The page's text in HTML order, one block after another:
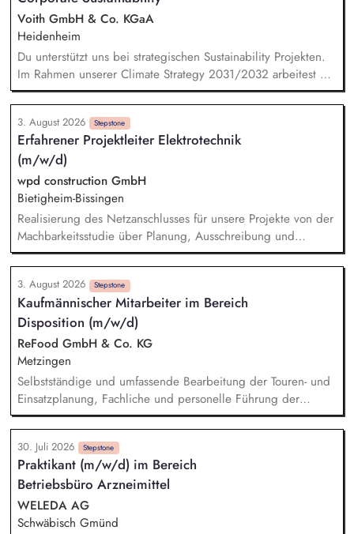
Recherchen und Analysen zu aktuellen Nachhaltigkeitsthemen
anfertigen Datenrecherchen und ggf. Daten-Modellierungen
durchführen Das Sustainability Team bei Unternehmensratings,
insbesondere CDP und EcoVadis, unterstützen
Voith GmbH & Co. KGaA
Heidenheim
Du unterstützt uns bei strategischen Sustainability Projekten.
Im Rahmen unserer Climate Strategy 2031/2032 arbeitest Du
an möglichen CO2-Reduktionsmaßnahmen. Bei unserer Reise
auf dem Weg zur Corporate Sustainability Reporting-Directive
(CSRD) der EU erarbeitest Du KPI-Analysen und unterstützt
bei dem Facelift unseres Sustainability Reportings. Dabei
übernimmst Du konkret Verantwortung als Teilprojektleiter. Du
bist ein fester Teil des Teams bei unternehmensweiten
Initiativen wie dem UN Global Compact und arbeitest aktiv
an den Sustainable Development Goals der Vereinten
Nationen.
3. August 2026 Stepstone
Erfahrener Projektleiter Elektrotechnik
(m/w/d)
wpd construction GmbH
Bietigheim-Bissingen
Realisierung des Netzanschlusses für unsere Projekte von der
Machbarkeitsstudie über Planung, Ausschreibung und
Vergabe, die Bauleitung und -koordination bis zur Abnahme
der Leistungen und deren Übergabe an den Investor.
Technische Verhandlungen mit den Netzbetreibern zum
Netzanschluss und Sicherstellung der geltenden
Anschlussbedingungen und Vorschriften. Ansprechpartner:in
für alle Fragen rund um die elektrische Infrastruktur
(Umspannwerke, Kabeltrassen, Freileitungen) sowie
Netzanschlüsse. Abstimmung und Koordination mit internen
Fachabteilungen sowie externen Stakeholdern
3. August 2026 Stepstone
Kaufmännischer Mitarbeiter im Bereich
Disposition (m/w/d)
ReFood GmbH & Co. KG
Metzingen
Selbstständige und umfassende Bearbeitung der Touren- und
Einsatzplanung, Fachliche und personelle Führung der
eingesetzten Fahrer, Sicherstellung der Betriebsbereitschaft
der technischen Ausrüstung sowie unserer Fahrzeuge,
Erstellung und Pflege von Arbeitsanweisungen,
Arbeitsrichtlinien und Ablaufplänen, Laufende Überprüfung
und Optimierung der Logistikprozesse, Ansprechpartner im
Tagesgeschäft für unsere Kunden, Bearbeitung aller
kaufmännischen/administrativen Themen im Tagesgeschäft
30. Juli 2026 Stepstone
Praktikant (m/w/d) im Bereich
Betriebsbüro Arzneimittel
WELEDA AG
Schwäbisch Gmünd